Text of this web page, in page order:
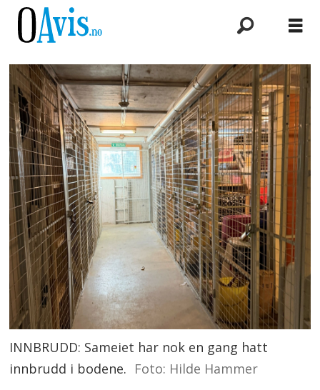
INNBRUDD: Sameiet har nok en gang hatt
innbrudd i bodene. Foto: Hilde Hammer